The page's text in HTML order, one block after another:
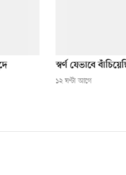
স্বর্ণ যেভাবে
১২ ঘণ্টা আগে